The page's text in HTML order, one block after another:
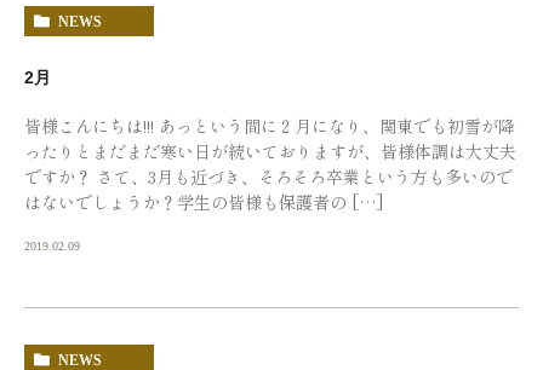
NEWS
2月
皆様こんにちは!!! あっという間に２月になり、関東でも初雪が降
ったりとまだまだ寒い日が続いておりますが、皆様体調は大丈夫
ですか？ さて、3月も近づき、そろそろ卒業という方も多いので
はないでしょうか？学生の皆様も保護者の […]
2019.02.09
NEWS